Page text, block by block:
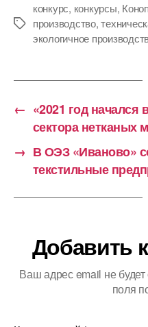
Метки
конкурс, конкурсы,
производство,
экологичное
← «2021 год начался
сектора нетканых
→ В ОЭЗ «Иваново»
текстильные
Добавить
Ваш адрес email не будет
поля